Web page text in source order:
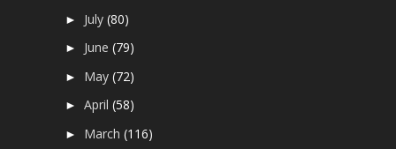
► July(80)
► June(79)
► May(72)
►April(58)
► March(116)